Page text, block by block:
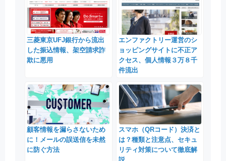
三菱東京UFJ銀行から流出
した振込情報、架空請求詐
欺に悪用
エンファクトリー運営のシ
ョッピングサイトに不正ア
クセス、個人情報３万８千
件流出
顧客情報を漏らさないため
に！メールの誤送信を未然
に防ぐ方法
スマホ（QRコード）決済と
は？種類と注意点、セキュ
リティ対策について徹底解